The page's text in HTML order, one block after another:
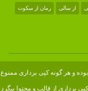
از سالی رمان از سکوت
و هر گونه کپی برداری ممنوع
ای کپی برداری از قالب و محتوا پیگرد